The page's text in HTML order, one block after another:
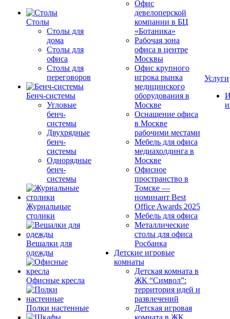
Столы
Столы для
дома
Столы для
офиса
Столы для
переговоров
Бенч-системы
Угловые
бенч-
системы
Двухрядные
бенч-
системы
Однорядные
бенч-
системы
Журнальные
столики
Вешалки для
одежды
Офисные кресла
Полки настенные
Офис
девелоперской
компании в БЦ
«Ботаника»
Рабочая зона
офиса в центре
Москвы
Офис крупного
игрока рынка
медицинского
оборудования в
Москве
Оснащение офиса
в Москве
рабочими местами
Мебель для офиса
медиахолдинга в
Москве
Офисное
пространство в
Томске —
номинант Best
Office Awards 2025
Мебель для офиса
Металлические
столы для офиса
Росбанка
Детские игровые
комнаты
Детская комната в
ЖК “Символ”:
территория идей и
развлечений
Детская игровая
комната в ЖК
Услуги